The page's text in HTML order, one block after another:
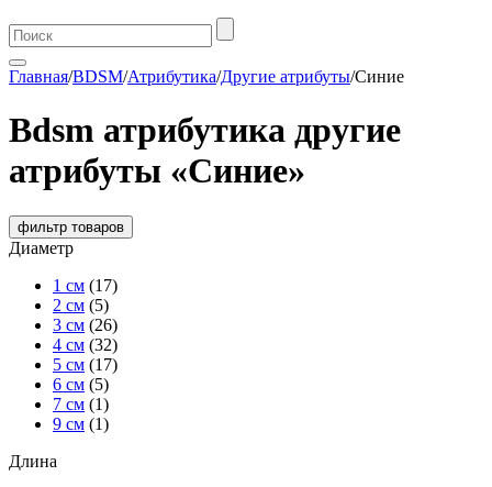
Главная/BDSM/Атрибутика/Другие атрибуты/Синие
Bdsm атрибутика другие
атрибуты «Синие»
фильтр товаров
Диаметр
1 см (17)
2 см (5)
3 см (26)
4 см (32)
5 см (17)
6 см (5)
7 см (1)
9 см (1)
Длина